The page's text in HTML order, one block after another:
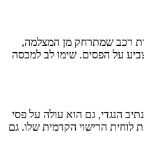
שמתרחק מן המצלמה,
הפסים. שימו לב למכסה
גם הוא עולה על פסי
הרישוי הקדמית שלו. גם